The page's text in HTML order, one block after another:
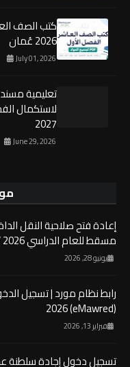
2026 عُمان
July 01, 2026
تعليمية
2027
June 29, 2026
إعادة فتح صلاحية النقل
مسقط للعام الدراسي 2026 / 2027
يونيو 28, 2026
2026 (eMawred)
فبراير 13, 2026